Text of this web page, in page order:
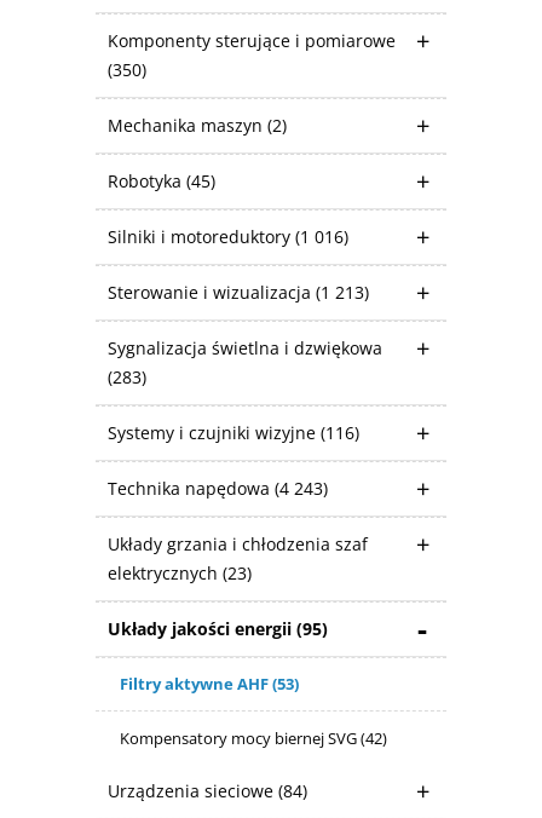
Komponenty sterujące i pomiarowe
(350)
Mechanika maszyn (2)
Robotyka (45)
Silniki i motoreduktory (1 016)
Sterowanie i wizualizacja (1 213)
Sygnalizacja świetlna i dzwiękowa
(283)
Systemy i czujniki wizyjne (116)
Technika napędowa (4 243)
Układy grzania i chłodzenia szaf
elektrycznych (23)
Układy jakości energii (95)
Filtry aktywne AHF(53)
Kompensatory mocy biernej SVG(42)
Urządzenia sieciowe (84)